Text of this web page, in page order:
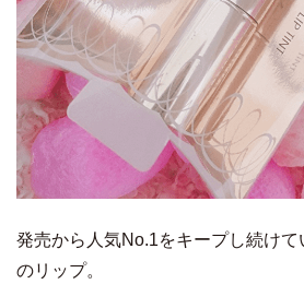
発売から人気No.1をキープし続け
のリップ。